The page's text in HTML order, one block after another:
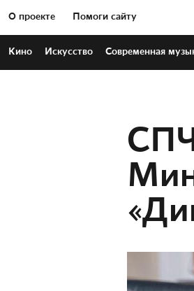
О проекте Помоги сайту
Кино Искусство Современная
СПЧ